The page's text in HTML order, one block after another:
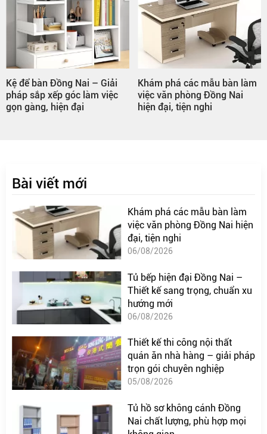
Kệ để bàn Đồng Nai – Giải
pháp sắp xếp góc làm việc
gọn gàng, hiện đại
Khám phá các mẫu bàn làm
việc văn phòng Đồng Nai
hiện đại, tiện nghi
Bài viết mới
Khám phá các mẫu bàn làm
việc văn phòng Đồng Nai hiện
đại, tiện nghi
06/08/2026
Tủ bếp hiện đại Đồng Nai –
Thiết kế sang trọng, chuẩn xu
hướng mới
06/08/2026
Thiết kế thi công nội thất
quán ăn nhà hàng – giải pháp
trọn gói chuyên nghiệp
05/08/2026
Tủ hồ sơ không cánh Đồng
Nai chất lượng, phù hợp mọi